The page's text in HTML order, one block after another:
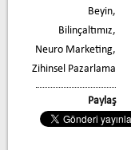
Beyin,
Bilinçaltımız,
Neuro Marketing,
Zihinsel Pazarlama
Paylaş